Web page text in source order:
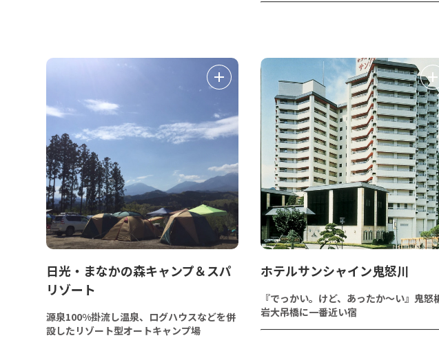
日光・まなかの森キャンプ＆スパ
リゾート
源泉100%掛流し温泉、ログハウスなどを併
設したリゾート型オートキャンプ場
ホテルサンシャイン鬼怒川
『でっかい。けど、あったか～い』鬼怒
岩大吊橋に一番近い宿